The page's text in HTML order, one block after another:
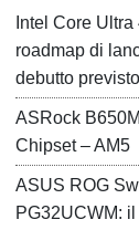
Intel Core
roadmap di
debutto
ASRock
Chipset – AM5
ASUS ROG
PG32UCWM: